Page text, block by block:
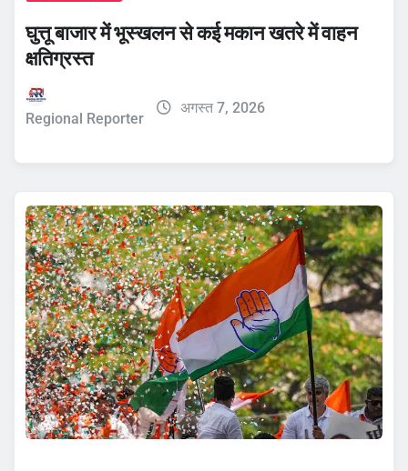
घुत्तू बाजार में भूस्खलन से कई मकान खतरे में वाहन
क्षतिग्रस्त
Regional Reporter
अगस्त 7, 2026